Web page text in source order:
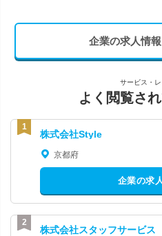
企業の求人情
サービス・
よく閲覧さ
株式会社Style
京都府
企業の求
株式会社スタッフサービス